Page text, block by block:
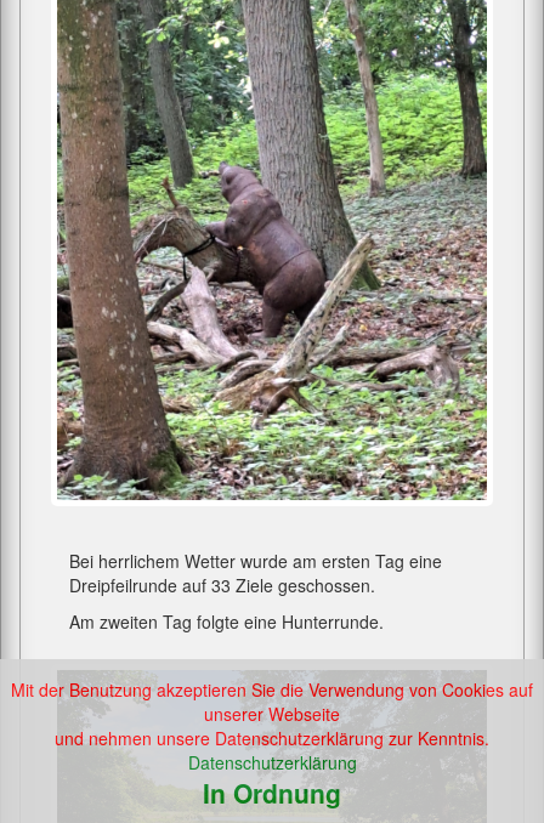
Bei herrlichem Wetter wurde am ersten Tag eine
Dreipfeilrunde auf 33 Ziele geschossen.
Am zweiten Tag folgte eine Hunterrunde.
Mit der Benutzung akzeptieren Sie die Verwendung von Cookies auf
unserer Webseite
und nehmen unsere Datenschutzerklärung zur Kenntnis.
Datenschutzerklärung
In Ordnung